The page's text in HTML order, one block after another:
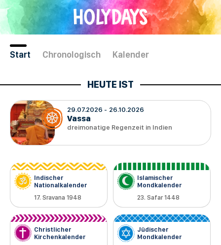
Direkt
zum
Inhalt
HOLYDAYS
Start Chronologisch Kalender
29.07.2026 26.10.2026
Vassa
dreimonatige Regenzeit in Indien
Indischer
Nationalkalender
17. Sravana 1948
Islamischer
Mondkalender
23. Safar 1448
Christlicher
Kirchenkalender
Jüdischer
Mondkalender